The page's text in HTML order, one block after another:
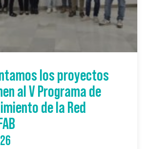
los proyectos
al V Programa de
de la Red